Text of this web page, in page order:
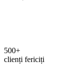
500+
clienți fericiți